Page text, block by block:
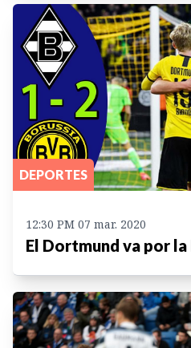
DEPORTES
12:30 PM 07 mar. 2020
El Dortmund va por la